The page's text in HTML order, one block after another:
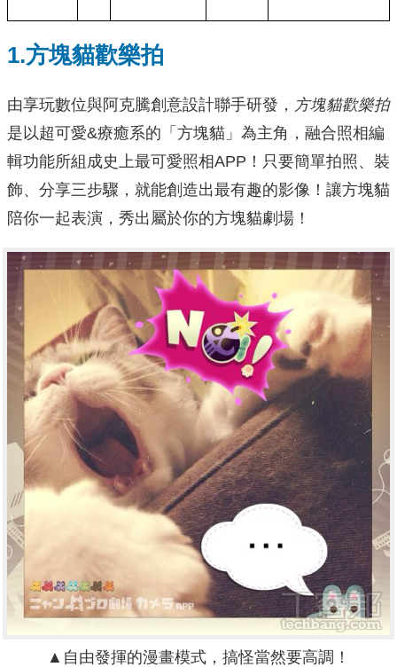
1.方塊貓歡樂拍
由享玩數位與阿克騰創意設計聯手研發， 方塊貓歡樂拍
是以超可愛&療癒系的「方塊貓」為主角，融合照相編
輯功能所組成史上最可愛照相APP！只要簡單拍照、裝
飾、分享三步驟，就能創造出最有趣的影像！讓方塊貓
陪你一起表演，秀出屬於你的方塊貓劇場！
▲自由發揮的漫畫模式，搞怪當然要高調！